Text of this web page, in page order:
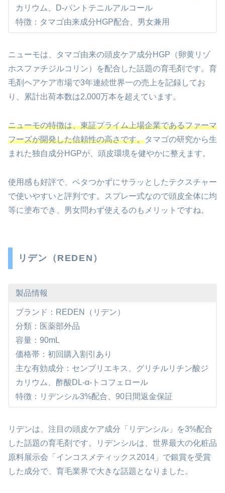
カリウム、D-パントテニルアルコール
特徴：タマゴ由来成分HGP配合、男女兼用
ニューモは、タマゴ由来の頭皮ケア成分HGP（卵黄リゾ
ホスファチジルコリン）を配合した話題の育毛剤です。育
毛剤ヘアケア市場で3年連続世界一の売上を記録してお
り、累計出荷本数は2,000万本を超えています。
ニューモの特徴は、東証プライム上場企業であるファーマ
フーズが開発した信頼性の高さです。タマゴの研究から生
まれた独自成分HGPが、頭皮環境を健やかに整えます。
使用感も好評で、ベタつかずにサラッとしたテクスチャー
で使いやすいと評判です。スプレー式なので頭皮全体に均
等に塗布でき、男女問わず使えるのもメリットですね。
リデン（REDEN）
製品情報
ブランド：REDEN（リデン）
分類：医薬部外品
容量：90mL
価格帯：初回購入割引あり
主な有効成分：センブリエキス、グリチルリチン酸ジ
カリウム、酢酸DL-α-トコフェロール
特徴：リデンシル3%配合、90日間返金保証
リデンは、注目の頭皮ケア成分「リデンシル」を3%配合
した話題の育毛剤です。リデンシルは、世界最大の化粧品
原料展示会「インコスメティックス2014」で銀賞を受賞
した成分で、育毛業界で大きな話題となりました。